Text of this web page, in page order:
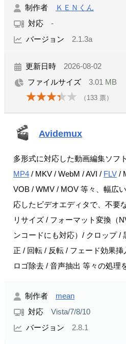
制作者
ＫＥＮくん
対応 -
バージョン 2.1.3a
更新日時 2026-08-02
ファイルサイズ 3.01 MB
（ 133 票）
Avidemux
多形式に対応した動画編集ソフト
MP4 / MKV / WebM / AVI / FLV /
VOB / WMV / MOV 等々、幅広
応したビデオエディタで、不要
リサイズ / フォーマット変換（
ンコードにも対応）/ クロップ /
正 / 回転 / 反転 / フェード効果
ロゴ除去 / 音声抽出 等々の処理
制作者 mean
対応 Vista/7/8/10
バージョン 2.8.1